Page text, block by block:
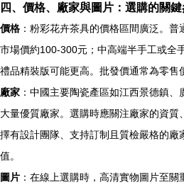
四、價格、廠家與圖片：選購的關
價格 ：粉彩花卉茶具的價格區間廣泛。普
市場價約100-300元；中高端半手工或全
禮品精裝版可能更高。批發價通常為零售
廠家 ：中國主要陶瓷產區如江西景德鎮
大量優質廠家。選購時應關注廠家的資質
擇有設計團隊、支持訂制且質檢嚴格的廠
值。
圖片 ：在線上選購時，高清實物圖片至